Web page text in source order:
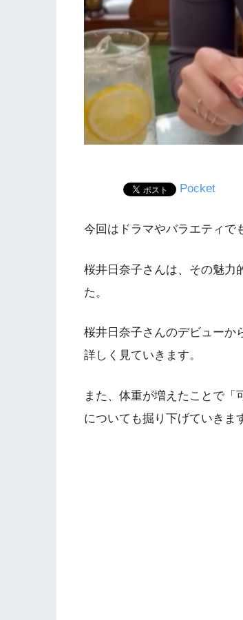
Pocket
今回はドラマやバラエティで
桜井日奈子さんは、その魅力
た。
桜井日奈子さんのデビューか
詳しく見ていきます。
また、体重が増えたことで
についても掘り下げていきま